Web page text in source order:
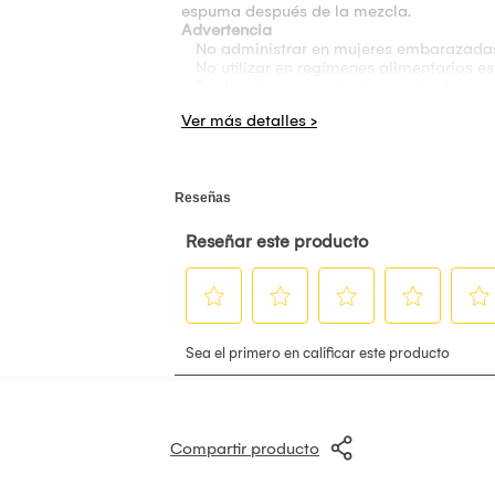
espuma después de la mezcla.
Advertencia
No administrar en mujeres
No utilizar en regímenes alimentarios
Sabores:Chocolate, Vainilla, Cookies &
Compartir producto